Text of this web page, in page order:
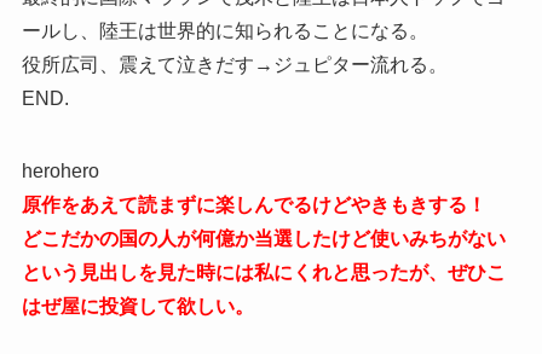
ールし、陸王は世界的に知られることになる。
役所広司、震えて泣きだす→ジュピター流れる。
END.
herohero
原作をあえて読まずに楽しんでるけどやきもきする！
どこだかの国の人が何億か当選したけど使いみちがない
という見出しを見た時には私にくれと思ったが、ぜひこ
はぜ屋に投資して欲しい。